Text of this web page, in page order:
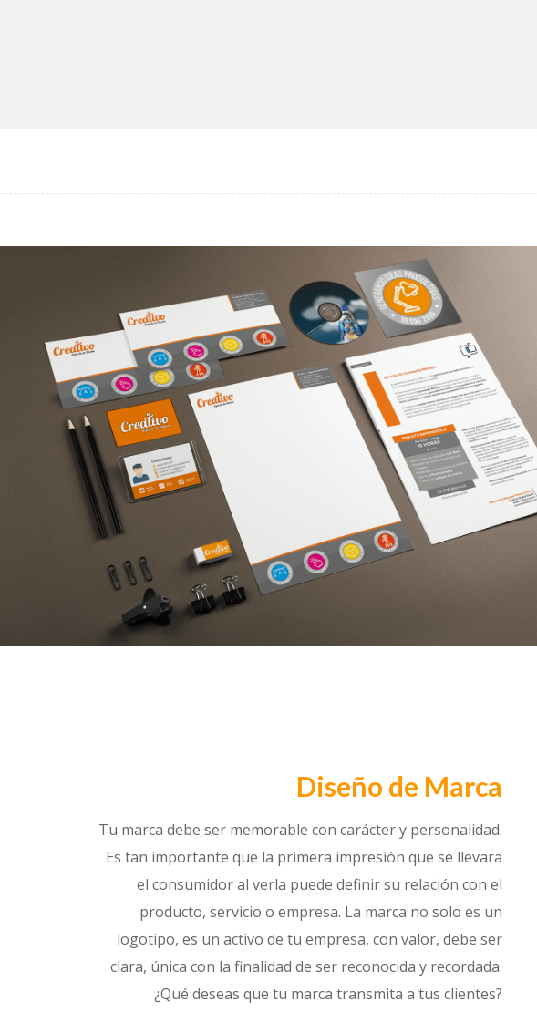
Diseño de Marca
Tu marca debe ser memorable con carácter y personalidad.
Es tan importante que la primera impresión que se llevara
el consumidor al verla puede definir su relación con el
producto, servicio o empresa. La marca no solo es un
logotipo, es un activo de tu empresa, con valor, debe ser
clara, única con la finalidad de ser reconocida y recordada.
¿Qué deseas que tu marca transmita a tus clientes?